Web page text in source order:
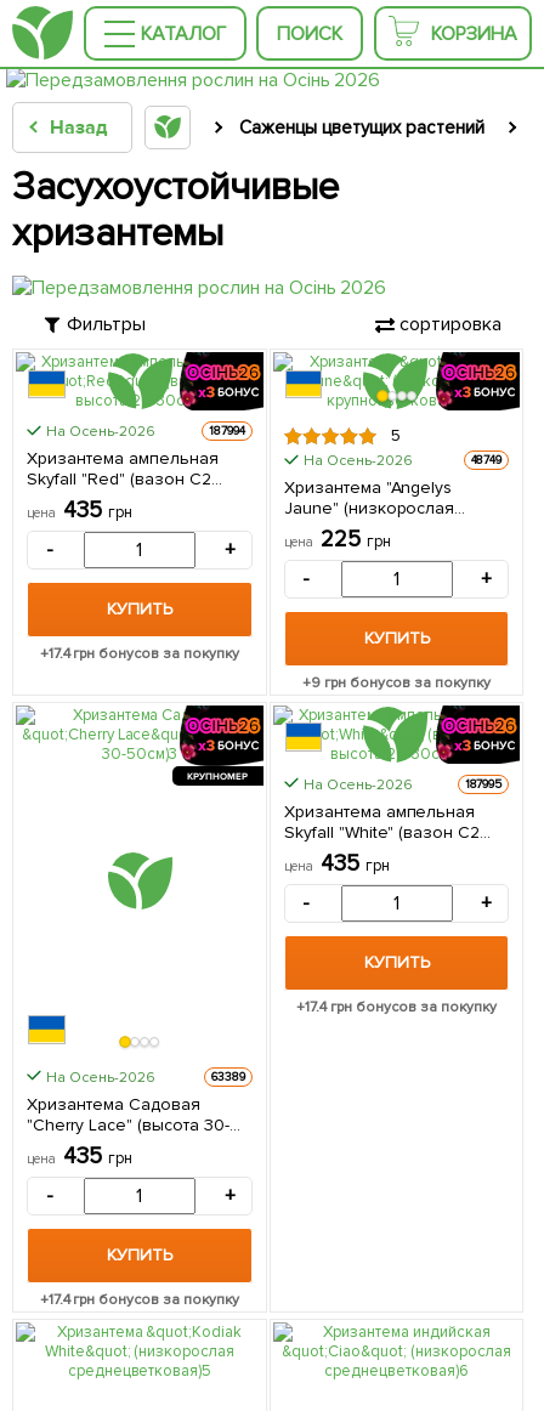
КАТАЛОГ ПОИСК КОРЗИНА
Назад Саженцы цветущих растений
Засухоустойчивые
хризантемы
Фильтры сортировка
На Осень-2026 187994
Хризантема ампельная
Skyfall "Red" (вазон C2
высота 20-30см) 1 саженец
в упаковке
цена 435 грн
- +
КУПИТЬ
+17.4грн бонусов за покупку
5
На Осень-2026 48749
Хризантема "Angelys
Jaune" (низкорослая
крупноцветковая) 1 шт в
упаковке
цена 225 грн
- +
КУПИТЬ
+9 грн бонусов за покупку
КРУПНОМЕР
На Осень-2026 63389
Хризантема Садовая
"Cherry Lace" (высота 30-
50см) 1 саженец в
упаковке
цена 435 грн
- +
КУПИТЬ
+17.4грн бонусов за покупку
На Осень-2026 187995
Хризантема ампельная
Skyfall "White" (вазон C2
высота 20-30см) 1 саженец
в упаковке
цена 435 грн
- +
КУПИТЬ
+17.4грн бонусов за покупку